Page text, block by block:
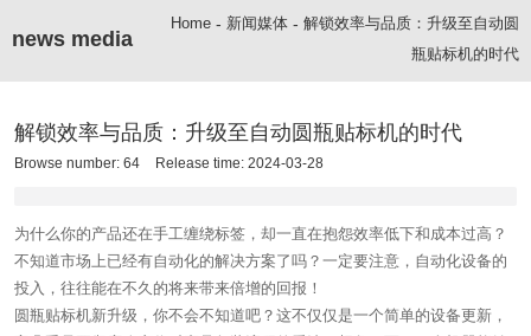
news media
Home - 新闻媒体 - 解锁效率与品质：升级至自动圆
瓶贴标机的时代
解锁效率与品质：升级至自动圆瓶贴标机的时代
Browse number: 64 Release time: 2024-03-28
为什么你的产品还在手工缠绕标签，却一直在抱怨效率低下和成本过高？
不知道市场上已经有自动化的解决方案了吗？一定要注意，自动化设备的
投入，往往能在不久的将来带来倍增的回报！
圆瓶贴标机新升级，你不会不知道吧？这不仅仅是一个简单的设备更新，